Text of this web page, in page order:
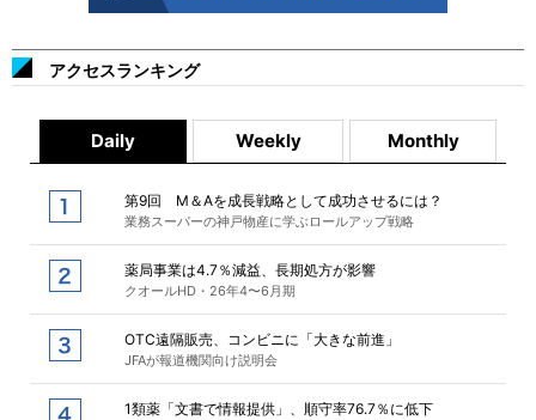
アクセスランキング
Daily Weekly Monthly
第9回 M＆Aを成長戦略として成功させるには？
業務スーパーの神戸物産に学ぶロールアップ戦略
薬局事業は4.7％減益、長期処方が影響
クオールHD・26年4〜6月期
OTC遠隔販売、コンビニに「大きな前進」
JFAが報道機関向け説明会
1類薬「文書で情報提供」、順守率76.7％に低下